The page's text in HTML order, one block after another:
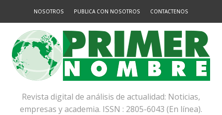
NOSOTROS PUBLICA CON NOSOTROS CONTACTENOS
Revista digital de análisis de actualidad: Noticias,
empresas y academia. ISSN : 2805-6043 (En línea).